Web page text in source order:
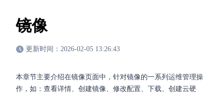
镜像
更新时间：2026-02-05 13:26:43
本章节主要介绍在镜像页面中，针对镜像的一系列运维管理操
作，如：查看详情、创建镜像、修改配置、下载、创建云硬